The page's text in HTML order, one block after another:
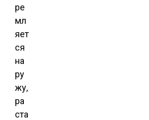
ре
мл
яет
ся
на
ру
жу,
ра
ста